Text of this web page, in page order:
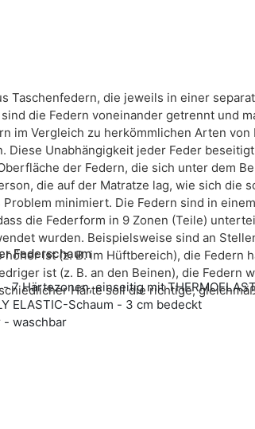
Taschenfedern, die jeweils in einer
die Federn voneinander getrennt und
im Vergleich zu herkömmlichen Arten
Diese Unabhängigkeit jeder Feder
der Federn, die sich unter dem
die auf der Matratze lag, wie sich die
minimiert. Die Federn sind in
die Federform in 9 Zonen (Teile)
wurden. Beispielsweise sind an
ist (z. B. im Hüftbereich), die Federn
ist (z. B. an den Beinen), die Federn
Härte soll die richtige,
Federschaum
7 Härtezonen, einseitig mit
ELASTIC-Schaum - 3 cm bedeckt
- waschbar